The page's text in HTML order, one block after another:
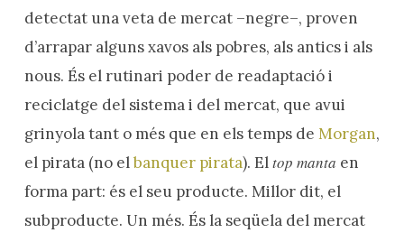
detectat una veta de mercat –negre–, proven
d’arrapar alguns xavos als pobres, als antics i als
nous. És el rutinari poder de readaptació i
reciclatge del sistema i del mercat, que avui
grinyola tant o més que en els temps de Morgan,
el pirata (no elbanquer pirata). Eltop manta en
forma part: és el seu producte. Millor dit, el
subproducte. Un més. És la seqüela del mercat